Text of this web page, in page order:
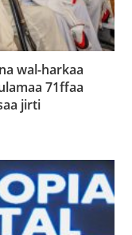
wal-harkaa
71ffaa
jirti